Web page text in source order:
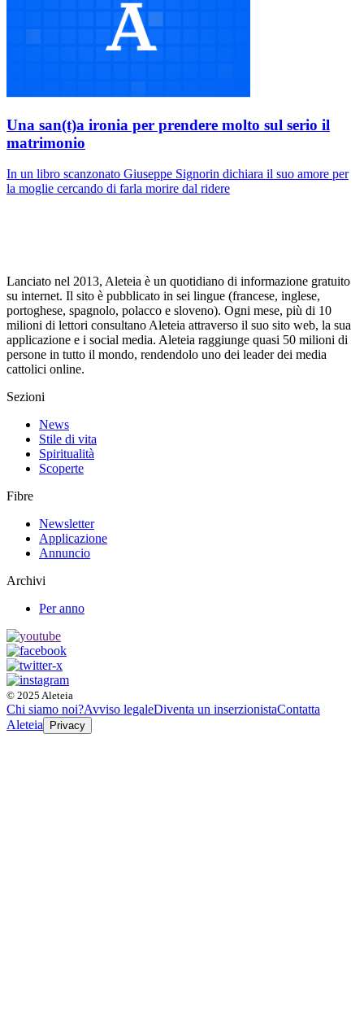
Una san(t)a ironia per prendere molto sul serio il
matrimonio
In un libro scanzonato Giuseppe Signorin dichiara il suo amore per
la moglie cercando di farla morire dal ridere
Lanciato nel 2013, Aleteia è un quotidiano di informazione gratuito
su internet. Il sito è pubblicato in sei lingue (francese, inglese,
portoghese, spagnolo, polacco e sloveno). Ogni mese, più di 10
milioni di lettori consultano Aleteia attraverso il suo sito web, la sua
applicazione e i social media. Aleteia raggiunge quasi 50 milioni di
persone in tutto il mondo, rendendolo uno dei leader dei media
cattolici online.
Sezioni
News
Stile di vita
Spiritualità
Scoperte
Fibre
Newsletter
Applicazione
Annuncio
Archivi
Per anno
© 2025 Aleteia
Chi siamo noi?Avviso legaleDiventa un inserzionistaContatta
Aleteia
Privacy